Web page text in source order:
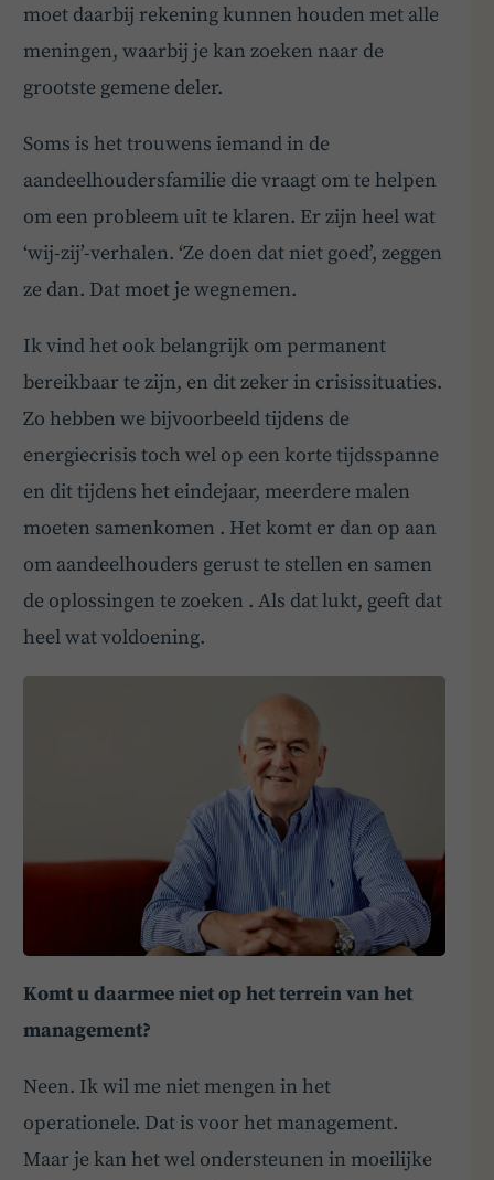
moet daarbij rekening kunnen houden met alle
meningen, waarbij je kan zoeken naar de
grootste gemene deler.
Soms is het trouwens iemand in de
aandeelhoudersfamilie die vraagt om te helpen
om een probleem uit te klaren. Er zijn heel wat
‘wij-zij’-verhalen. ‘Ze doen dat niet goed’, zeggen
ze dan. Dat moet je wegnemen.
Ik vind het ook belangrijk om permanent
bereikbaar te zijn, en dit zeker in crisissituaties.
Zo hebben we bijvoorbeeld tijdens de
energiecrisis toch wel op een korte tijdsspanne
en dit tijdens het eindejaar, meerdere malen
moeten samenkomen . Het komt er dan op aan
om aandeelhouders gerust te stellen en samen
de oplossingen te zoeken . Als dat lukt, geeft dat
heel wat voldoening.
Komt u daarmee niet op het terrein van het
management?
Neen. Ik wil me niet mengen in het
operationele. Dat is voor het management.
Maar je kan het wel ondersteunen in moeilijke